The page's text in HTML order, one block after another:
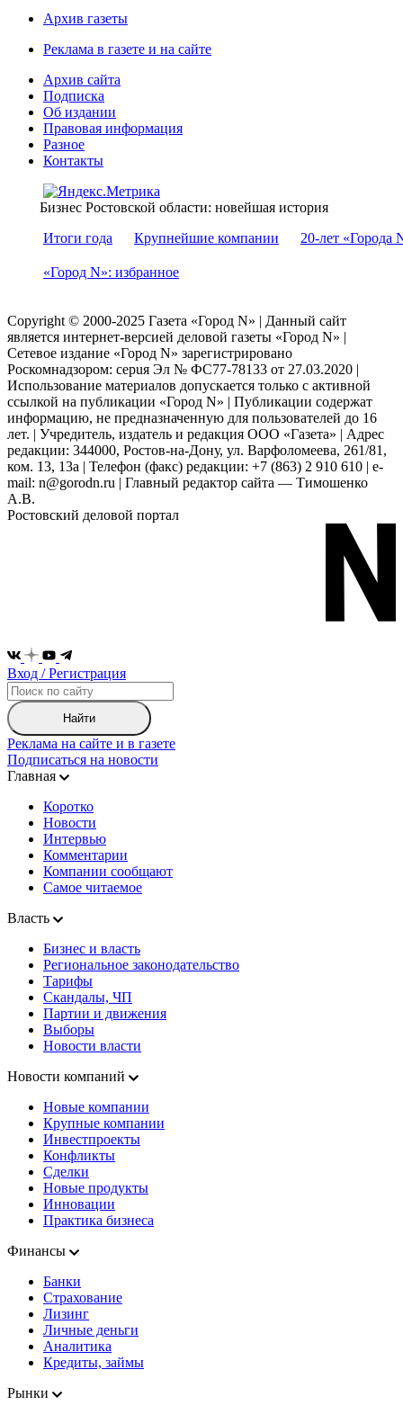
Архив газеты
Реклама в газете и на сайте
Архив сайта
Подписка
Об издании
Правовая информация
Разное
Контакты
Бизнес Ростовской области: новейшая история
Итоги года
Крупнейшие компании 20-лет «Города
«Город N»: избранное
Copyright © 2000-2025 Газета «Город N» | Данный сайт
является интернет-версией деловой газеты «Город N» |
Сетевое издание «Город N» зарегистрировано
Роскомнадзором: серuя Эл № ФС77-78133 от 27.03.2020 |
Использование материалов допускается только с активной
ссылкой на публикации «Город N» | Публикации содержат
информацию, не предназначенную для пользователей до 16
лет. | Учредитель, издатель и редакция ООО «Газета» | Адрес
редакции: 344000, Ростов-на-Дону, ул. Варфоломеева, 261/81,
ком. 13, 13а | Телефон (факс) редакции: +7 (863) 2 910 610 | e-
mail: n@gorodn.ru | Главный редактор сайта — Тимошенко
А.В.
Ростовский деловой портал
Вход / Регистрация
Найти
Реклама на сайте и в газете
Подписаться на новости
Главная
Коротко
Новости
Интервью
Комментарии
Компании сообщают
Самое читаемое
Власть
Бизнес и власть
Региональное законодательство
Тарифы
Скандалы, ЧП
Партии и движения
Выборы
Новости власти
Новости компаний
Новые компании
Крупные компании
Инвестпроекты
Конфликты
Сделки
Новые продукты
Инновации
Практика бизнеса
Финансы
Банки
Страхование
Лизинг
Личные деньги
Аналитика
Кредиты, займы
Рынки